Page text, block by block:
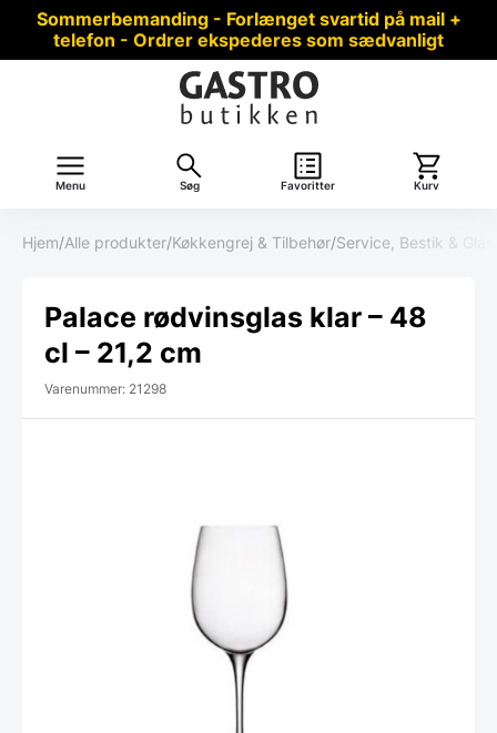
Sommerbemanding - Forlænget svartid på mail +
telefon - Ordrer ekspederes som sædvanligt
Menu Søg Favoritter Kurv
Hjem/Alle produkter/Køkkengrej & Tilbehør/Service, Bestik & Glas
Palace rødvinsglas klar – 48
cl – 21,2 cm
Varenummer: 21298